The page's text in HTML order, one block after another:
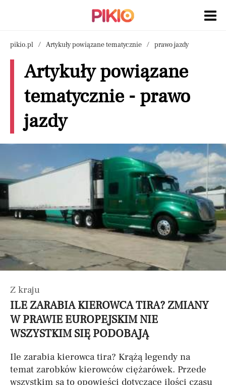
pikio.pl Artykuły powiązane tematycznie prawo jazdy
Artykuły powiązane
tematycznie - prawo
jazdy
Z kraju
ILE ZARABIA KIEROWCA TIRA? ZMIANY
W PRAWIE EUROPEJSKIM NIE
WSZYSTKIM SIĘ PODOBAJĄ
Ile zarabia kierowca tira? Krążą legendy na
temat zarobków kierowców ciężarówek. Przede
wszystkim są to opowieści dotyczące ilości czasu